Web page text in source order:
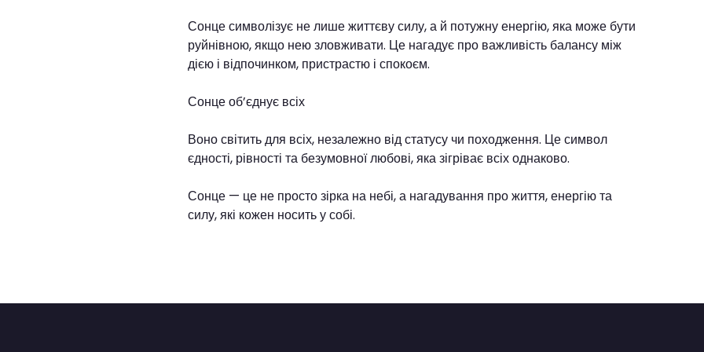
Сонце символізує не лише життєву силу, а й потужну енергію, яка може бути
руйнівною, якщо нею зловживати. Це нагадує про важливість балансу між
дією і відпочинком, пристрастю і спокоєм.
Сонце об’єднує всіх
Воно світить для всіх, незалежно від статусу чи походження. Це символ
єдності, рівності та безумовної любові, яка зігріває всіх однаково.
Сонце — це не просто зірка на небі, а нагадування про життя, енергію та
силу, які кожен носить у собі.